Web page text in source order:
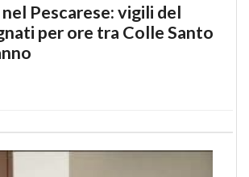
Pescarese: vigili del
per ore tra Colle Santo